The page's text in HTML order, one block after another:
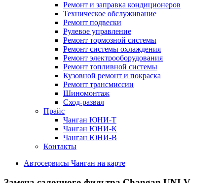
Ремонт и заправка кондиционеров
Техническое обслуживание
Ремонт подвески
Рулевое управление
Ремонт тормозной системы
Ремонт системы охлаждения
Ремонт электрооборудования
Ремонт топливной системы
Кузовной ремонт и покраска
Ремонт трансмиссии
Шиномонтаж
Сход-развал
Прайс
Чанган ЮНИ-Т
Чанган ЮНИ-К
Чанган ЮНИ-В
Контакты
Автосервисы Чанган на карте